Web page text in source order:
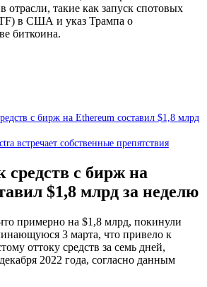
отрасли, такие как запуск спотовых
в США и указ Трампа о
биткоина.
с бирж на Ethereum составил $1,8 млрд
встречает собственные препятствия
с бирж на
$1,8 млрд за неделю
примерно на $1,8 млрд, покинули
3 марта, что привело к
оттоку средств за семь дней,
2022 года, согласно данным